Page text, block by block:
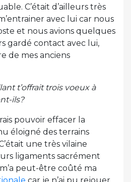
C’était d’ailleurs très
avec lui car nous
et nous avions quelques
gardé contact avec lui,
de mes anciens
t’offrait trois voeux à
ils?
pouvoir effacer la
éloigné des terrains
une très vilaine
ligaments sacrément
peut-être coûté ma